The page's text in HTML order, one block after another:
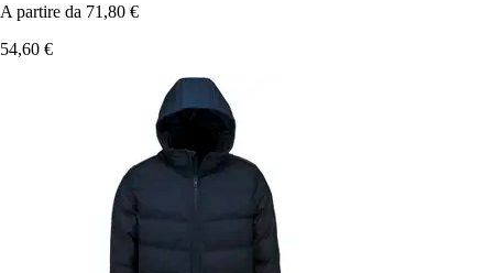
A partire da 71,80 €
54,60 €